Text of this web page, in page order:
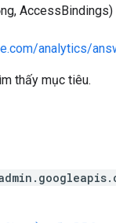
analytics/
thấy mục tiêu.